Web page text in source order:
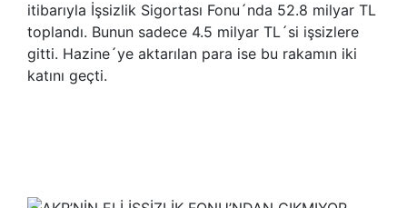
itibarıyla İşsizlik Sigortası Fonu´nda 52.8 milyar TL
toplandı. Bunun sadece 4.5 milyar TL´si işsizlere
gitti. Hazine´ye aktarılan para ise bu rakamın iki
katını geçti.